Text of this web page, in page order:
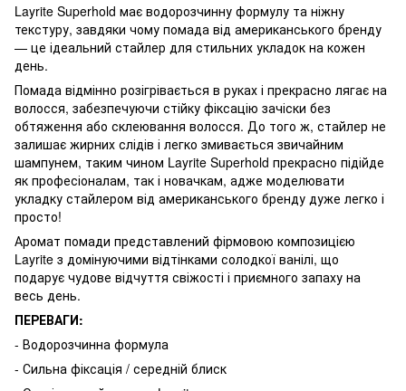
Layrite Superhold має водорозчинну формулу та ніжну
текстуру, завдяки чому помада від американського бренду
— це ідеальний стайлер для стильних укладок на кожен
день.
Помада відмінно розігрівається в руках і прекрасно лягає на
волосся, забезпечуючи стійку фіксацію зачіски без
обтяження або склеювання волосся. До того ж, стайлер не
залишає жирних слідів і легко змивається звичайним
шампунем, таким чином Layrite Superhold прекрасно підійде
як професіоналам, так і новачкам, адже моделювати
укладку стайлером від американського бренду дуже легко і
просто!
Аромат помади представлений фірмовою композицією
Layrite з домінуючими відтінками солодкої ванілі, що
подарує чудове відчуття свіжості і приємного запаху на
весь день.
ПЕРЕВАГИ:
- Водорозчинна формула
- Сильна фіксація / середній блиск